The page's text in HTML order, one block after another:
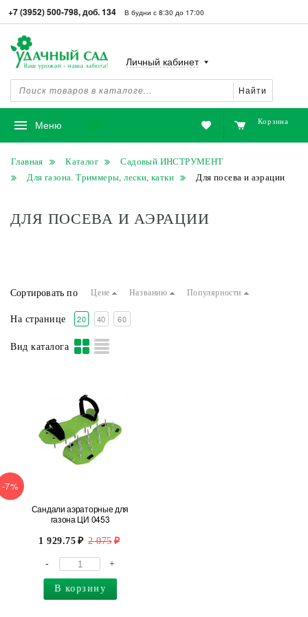
+7 (3952) 500-798, доб. 134 В будни с 8:30 до 17:00
Найти
Личный кабинет
Меню Корзина
Главная Каталог
Садовый ИНСТРУМЕНТ
Для газона. Триммеры, лески, катки
Для посева и аэрации
ДЛЯ ПОСЕВА И АЭРАЦИИ
Сортировать по Цене Названию Популярности
На странице 20 40 60
Вид каталога
-7%
Сандали аэраторные для
газона ЦИ 0453
1 929.75 2 075
- +
В корзину